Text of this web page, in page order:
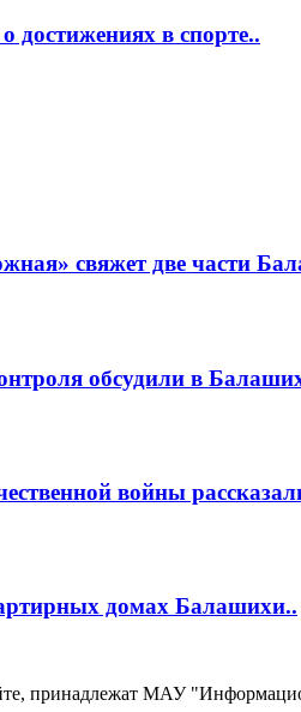
достижениях в спорте..
свяжет две части
обсудили в
войны
домах Балашихи..
принадлежат МАУ